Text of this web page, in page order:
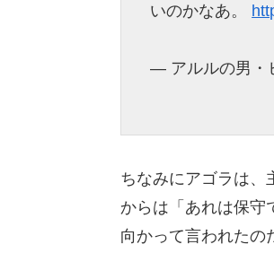
いのかなあ。
— アルルの男・
ちなみにアゴラは、
からは「あれは保守
向かって言われたの